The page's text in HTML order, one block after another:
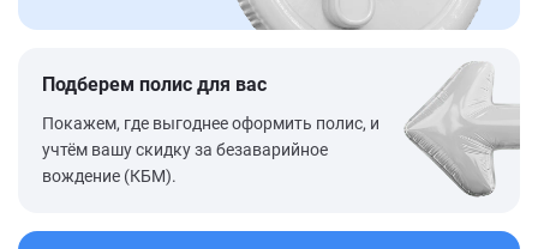
Подберем полис для вас
Покажем, где выгоднее оформить полис, и
учтём вашу скидку за безаварийное
вождение (КБМ).